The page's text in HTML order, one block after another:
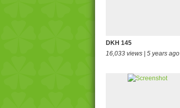
DKH 145
16,033 views | 5 years ago